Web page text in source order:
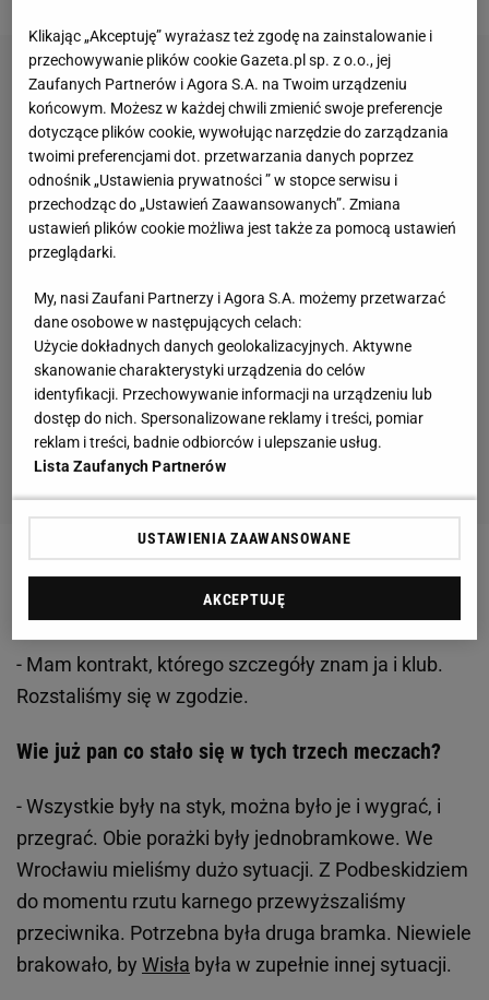
Ma pan w umowie zapewnioną odprawę po
- Mam kontrakt, którego szczegóły znam ja i klub.
Rozstaliśmy się w zgodzie.
Wie już pan co stało się w tych trzech meczach?
- Wszystkie były na styk, można było je i wygrać, i
przegrać. Obie porażki były jednobramkowe. We
Wrocławiu mieliśmy dużo sytuacji. Z Podbeskidziem
do momentu rzutu karnego przewyższaliśmy
przeciwnika. Potrzebna była druga bramka. Niewiele
brakowało, by Wisła była w zupełnie innej sytuacji.
Klikając „Akceptuję” wyrażasz też zgodę na zainstalowanie i
przechowywanie plików cookie Gazeta.pl sp. z o.o., jej
Zaufanych Partnerów i Agora S.A. na Twoim urządzeniu
końcowym. Możesz w każdej chwili zmienić swoje preferencje
dotyczące plików cookie, wywołując narzędzie do zarządzania
twoimi preferencjami dot. przetwarzania danych poprzez
odnośnik „Ustawienia prywatności ” w stopce serwisu i
przechodząc do „Ustawień Zaawansowanych”. Zmiana
ustawień plików cookie możliwa jest także za pomocą ustawień
przeglądarki.
My, nasi Zaufani Partnerzy i Agora S.A. możemy przetwarzać
dane osobowe w następujących celach:
Użycie dokładnych danych geolokalizacyjnych. Aktywne
skanowanie charakterystyki urządzenia do celów
identyfikacji. Przechowywanie informacji na urządzeniu lub
dostęp do nich. Spersonalizowane reklamy i treści, pomiar
reklam i treści, badnie odbiorców i ulepszanie usług.
Lista Zaufanych Partnerów
USTAWIENIA ZAAWANSOWANE
AKCEPTUJĘ